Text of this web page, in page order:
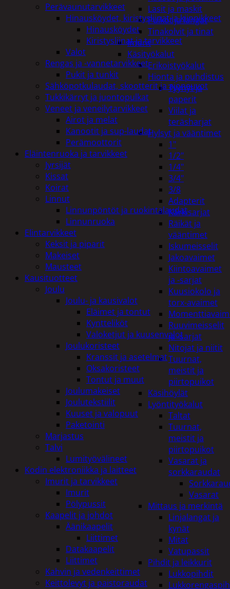
Lasit ja maskit
Puikot ja langat
Tinakolvit ja tinat
Imurit
Käsityökalut
Erikoistyökalut
Hionta ja puhdistus
Tyynyt ja
paperit
Viilat ja
teräsharjat
Hylsyt ja vääntimet
1"
1/2"
1/4"
3/4"
3/8
Adapterit
Kärkisarjat
Räikät ja
vääntimet
Iskumeisselit
Jakoavaimet
Kiintoavaimet
ja -sarjat
Kuusiokolo ja
torx-avaimet
Ruuvimeisselit
ja -sarjat
Nitojat ja niitit
Tuurnat,
meistit ja
piirtopuikot
Käsihöylät
Lyöntityökalut
Taltat
Tuurnat,
meistit ja
piirtopuikot
Vasarat ja
sorkkaraudat
Vasarat
Mittaus ja merkintä
Linjalangat ja
kynät
Mitat
Vatupassit
Pihdit ja leikkurit
Lukkopihdit
Perävaunutarvikkeet
Hinausköydet, kiristysliinat ja kiinnikkeet
Hinausköydet
Kiristysliinat ja tarvikkeet
Valot
Rengas ja -vannetarvikkeet
Pukit ja tunkit
Sähköpotkulaudat, skootterit ja ajoneuvot
Tukkikärryt ja juontopulkat
Veneet ja veneilytarvikkeet
Airot ja melat
Kanootit ja sup-laudat
Perämoottorit
Eläintenruoka ja tarvikkeet
Jyrsijät
Kissat
Koirat
Linnut
Linnunpöntöt ja ruokintalaudat
Linnunruoka
Elintarvikkeet
Keksit ja piparit
Makeiset
Mausteet
Kausituotteet
Joulu
Joulu- ja kausivalot
Eläimet ja tontut
Kyntteliköt
Valoketjut ja kuusenvalot
Joulukoristeet
Kranssit ja asetelmat
Oksakoristeet
Tontut ja muut
Joulumakeiset
Joulutekstiilit
Kuuset ja valopuut
Paketointi
Marjastus
Talvi
Lumityövälineet
Kodin elektroniikka ja laitteet
Imurit ja tarvikkeet
Imurit
Pölypussit
Kaapelit ja johdot
Äänikaapelit
Liittimet
Datakaapelit
Liittimet
Kahvin ja vedenkeittimet
Keittolevyt ja paistoraudat